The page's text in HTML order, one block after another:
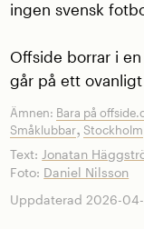
ingen svensk
Offside borrar i
går på ett
Ämnen: Bara på
Småklubbar,Stockholm
Text: Jonatan
Foto: Daniel Nilsson
Uppdaterad 2026-